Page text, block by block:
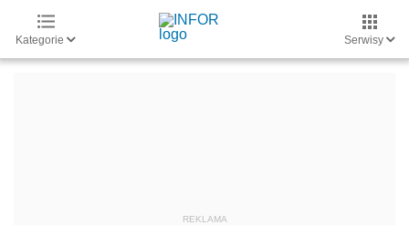
Kategorie Serwisy